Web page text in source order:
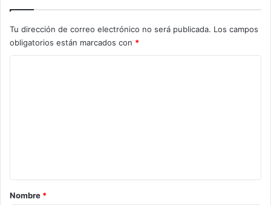
Tu dirección de correo electrónico no será publicada. Los campos
obligatorios están marcados con *
rNombre *